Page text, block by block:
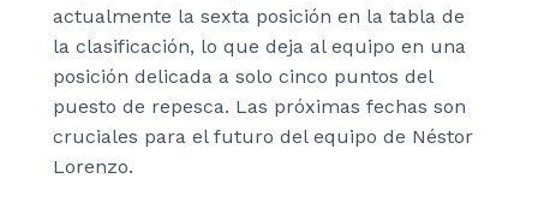
actualmente la sexta posición en la tabla de
la clasificación, lo que deja al equipo en una
posición delicada a solo cinco puntos del
puesto de repesca. Las próximas fechas son
cruciales para el futuro del equipo de Néstor
Lorenzo.